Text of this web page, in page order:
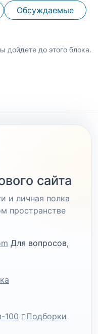
Обсуждаемые
дойдете до этого блока.
сайта
и личная полка
пространстве
Для вопросов,
100
Подборки